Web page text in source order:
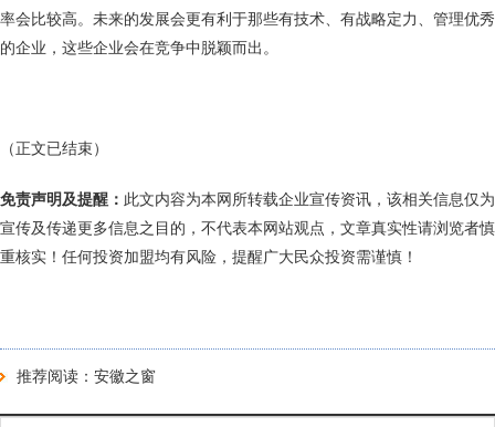
率会比较高。未来的发展会更有利于那些有技术、有战略定力、管理优秀
的企业，这些企业会在竞争中脱颖而出。
（正文已结束）
免责声明及提醒： 此文内容为本网所转载企业宣传资讯，该相关信息仅为
宣传及传递更多信息之目的，不代表本网站观点，文章真实性请浏览者慎
重核实！任何投资加盟均有风险，提醒广大民众投资需谨慎！
推荐阅读： 安徽之窗